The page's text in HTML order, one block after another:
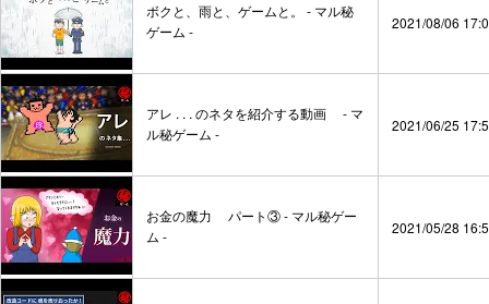
ボクと、雨と、ゲームと。 - マル秘
ゲーム -
2021/08/06
アレ . . . のネタを紹介する動画 - マ
ル秘ゲーム -
2021/06/25
お金の魔力 パート③ - マル秘ゲー
ム -
2021/05/28